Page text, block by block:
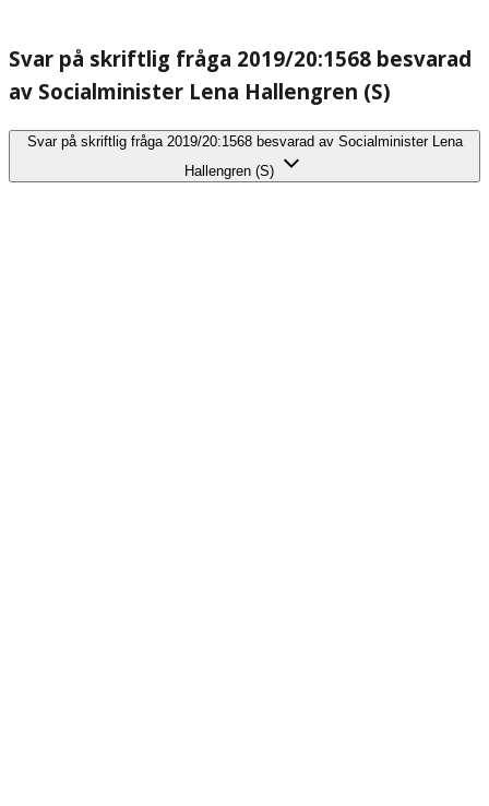
Svar på skriftlig fråga 2019/20:1568 besvarad
av Socialminister Lena Hallengren (S)
Svar på skriftlig fråga 2019/20:1568 besvarad av Socialminister Lena
Hallengren (S)